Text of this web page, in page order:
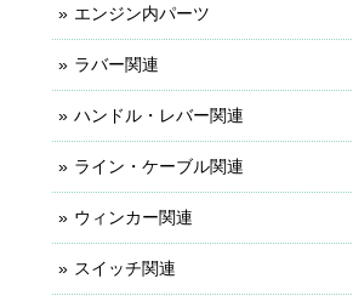
エンジン内パーツ
ラバー関連
ハンドル・レバー関連
ライン・ケーブル関連
ウィンカー関連
スイッチ関連